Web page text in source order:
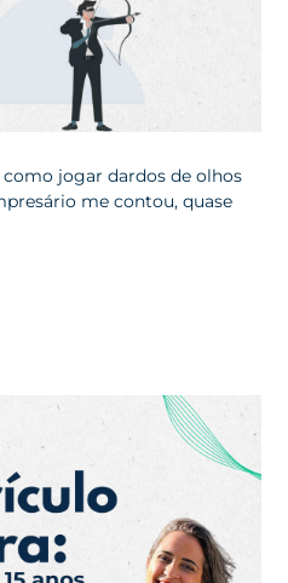
jogar dardos de olhos
me contou, quase